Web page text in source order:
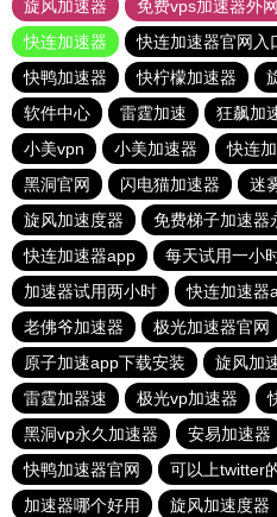
旋风加速器
免费vps加速器外
快连加速器
快连加速器官网入
快鸭加速器
快柠檬加速器
软件中心
雷霆加速 狂飙加
小美vpn
小美加速器 快连
黑洞官网
闪电猫加速器 迷
旋风加速度器
免费梯子加速器
快连加速器app
每天试用一小
加速器试用两小时
快连加速器
老佛爷加速器
极光加速器官网
原子加速app下载安装
旋风加
雷霆加器速
极光vp加速器
黑洞vp永久加速器
安易加速器
快鸭加速器官网
可以上twitter
加速器哪个好用
旋风加速度器